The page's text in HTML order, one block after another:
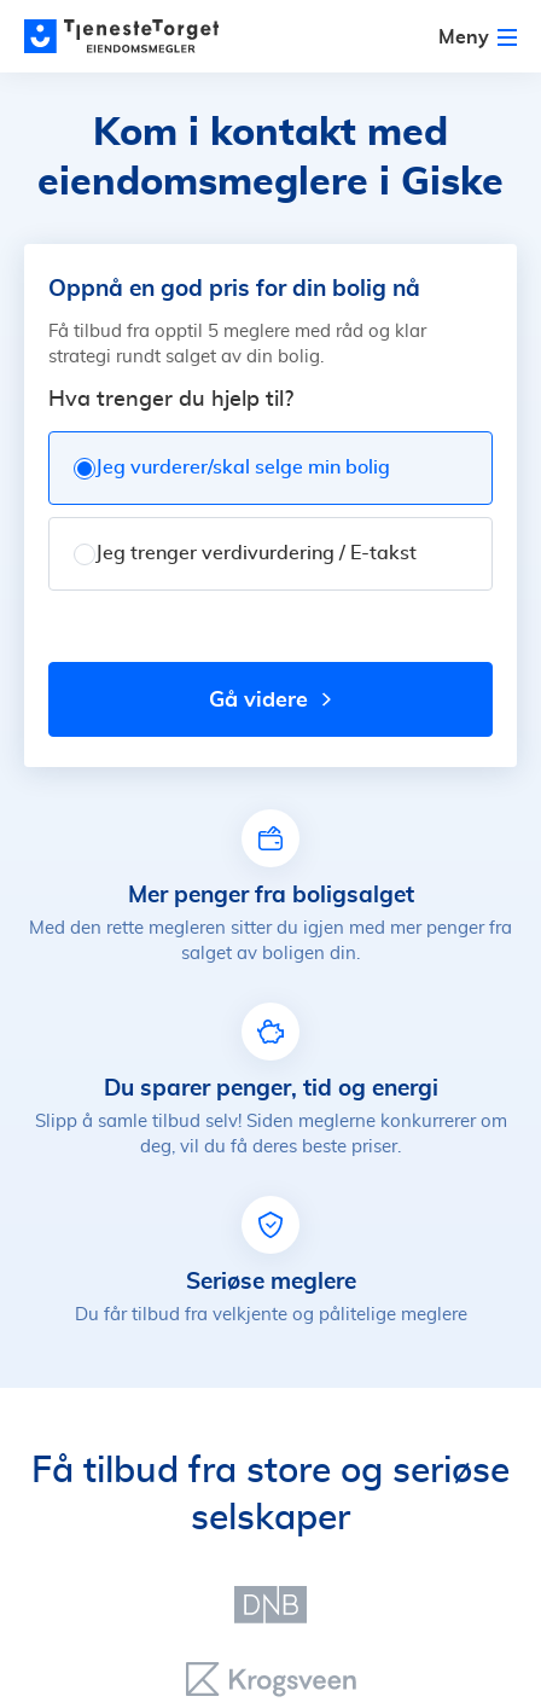
Meny
Kom i kontakt med
eiendomsmeglere i Giske
Oppnå en god pris for din bolig nå
Få tilbud fra opptil 5 meglere med råd og klar
strategi rundt salget av din bolig.
Hva trenger du hjelp til?
Jeg vurderer/skal selge min bolig
Jeg trenger verdivurdering / E-takst
gå videre
Mer penger fra boligsalget
Med den rette megleren sitter du igjen med mer penger fra
salget av boligen din.
Du sparer penger, tid og energi
Slipp å samle tilbud selv! Siden meglerne konkurrerer om
deg, vil du få deres beste priser.
Seriøse meglere
Du får tilbud fra velkjente og pålitelige meglere
Få tilbud fra store og seriøse
selskaper